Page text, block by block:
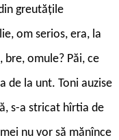
greutățile
om serios, era, la
omule? Păi, ce
de la unt. Toni auzise
s-a stricat hîrtia de
nu vor să mănînce